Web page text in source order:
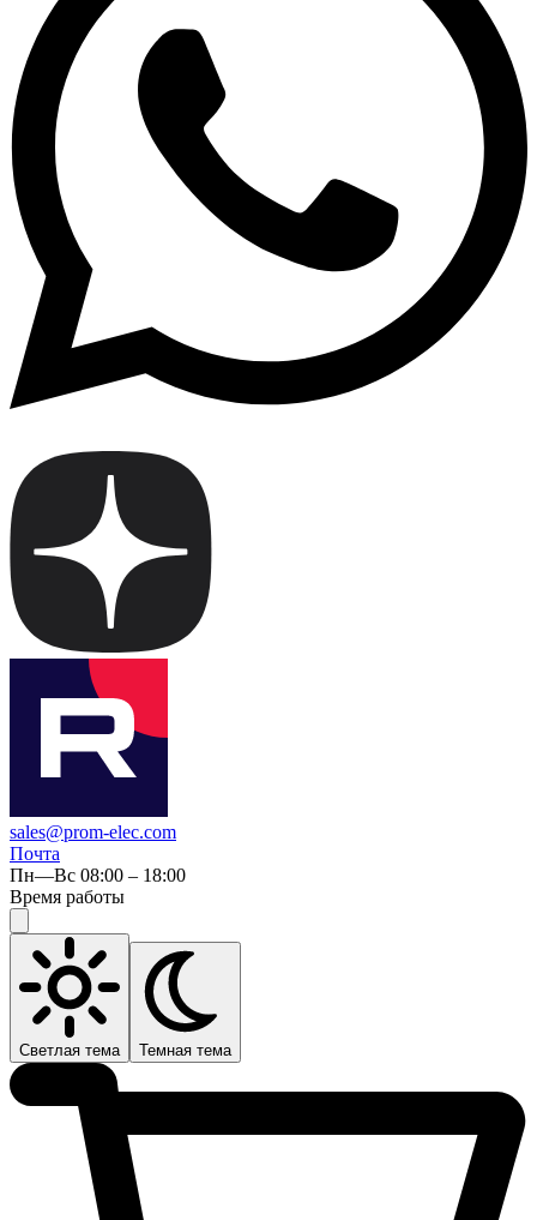
sales@prom-elec.com
Почта
Пн—Вс 08:00 – 18:00
Время работы
Светлая тема Темная тема